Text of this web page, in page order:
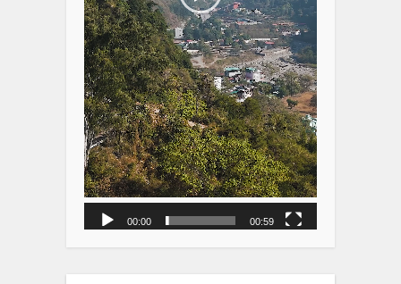
00:00 00:59